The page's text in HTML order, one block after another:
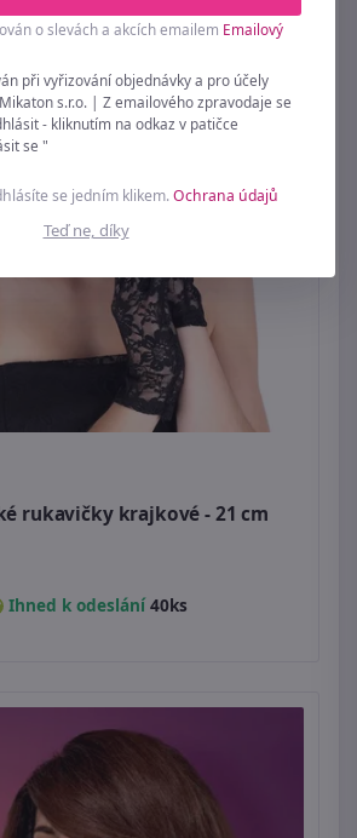
rukavičky krajkové - 21 cm
Ihned k odeslání40ks
o slevách a akcích emailem Emailový
při vyřizování objednávky a pro účely
s.r.o. | Z emailového zpravodaje se
- kliknutím na odkaz v patičce
se "
se jedním klikem.Ochrana údajů
Teď ne, díky